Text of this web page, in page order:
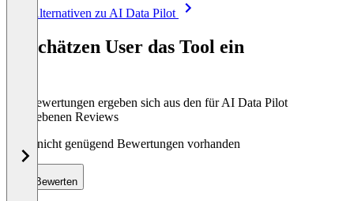
Alle Alternativen zu AI Data Pilot
So schätzen User das Tool ein
Die Bewertungen ergeben sich aus den für AI Data Pilot
abgegebenen Reviews
Noch nicht genügend Bewertungen vorhanden
Bewerten